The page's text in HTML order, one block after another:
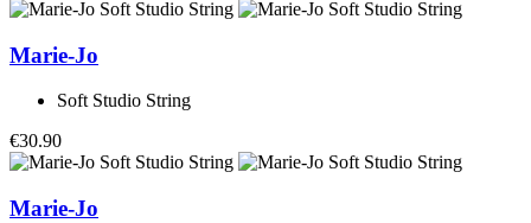
Marie-Jo
Soft Studio String
€30.90
Marie-Jo